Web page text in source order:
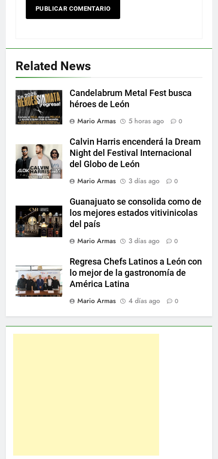
Related News
Candelabrum Metal Fest busca
héroes de León
Mario Armas
5 horas ago 0
Calvin Harris encenderá la Dream
Night del Festival Internacional
del Globo de León
Mario Armas
3 días ago 0
Guanajuato se consolida como de
los mejores estados vitivinicolas
del país
Mario Armas
3 días ago 0
Regresa Chefs Latinos a León con
lo mejor de la gastronomía de
América Latina
Mario Armas
4 días ago 0